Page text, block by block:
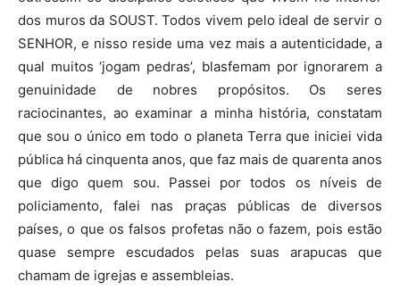
dos muros da SOUST. Todos vivem pelo ideal de servir o
SENHOR, e nisso reside uma vez mais a autenticidade, a
qual muitos ‘jogam pedras’, blasfemam por ignorarem a
genuinidade de nobres propósitos. Os seres
raciocinantes, ao examinar a minha história, constatam
que sou o único em todo o planeta Terra que iniciei vida
pública há cinquenta anos, que faz mais de quarenta anos
que digo quem sou. Passei por todos os níveis de
policiamento, falei nas praças públicas de diversos
países, o que os falsos profetas não o fazem, pois estão
quase sempre escudados pelas suas arapucas que
chamam de igrejas e assembleias.